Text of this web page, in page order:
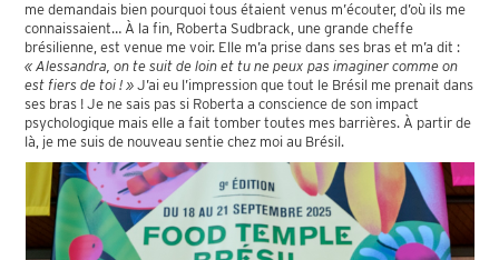
me demandais bien pourquoi tous étaient venus m’écouter, d’où ils me
connaissaient… À la fin, Roberta Sudbrack, une grande cheffe
brésilienne, est venue me voir. Elle m’a prise dans ses bras et m’a dit :
« Alessandra, on te suit de loin et tu ne peux pas imaginer comme on
est fiers de toi ! » J’ai eu l’impression que tout le Brésil me prenait dans
ses bras ! Je ne sais pas si Roberta a conscience de son impact
psychologique mais elle a fait tomber toutes mes barrières. À partir de
là, je me suis de nouveau sentie chez moi au Brésil.